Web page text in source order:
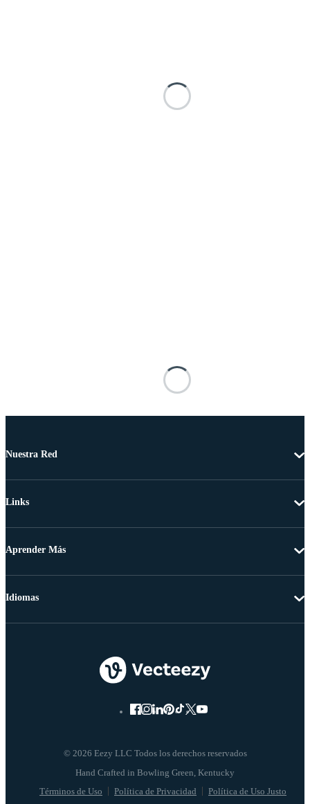
Nuestra Red
Links
Aprender Más
© 2026 Eezy LLC Todos los derechos reservados
Términos de Uso Política de Privacidad Política de Uso Justo
Idiomas